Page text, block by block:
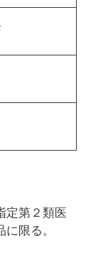
定第２類医
限る。